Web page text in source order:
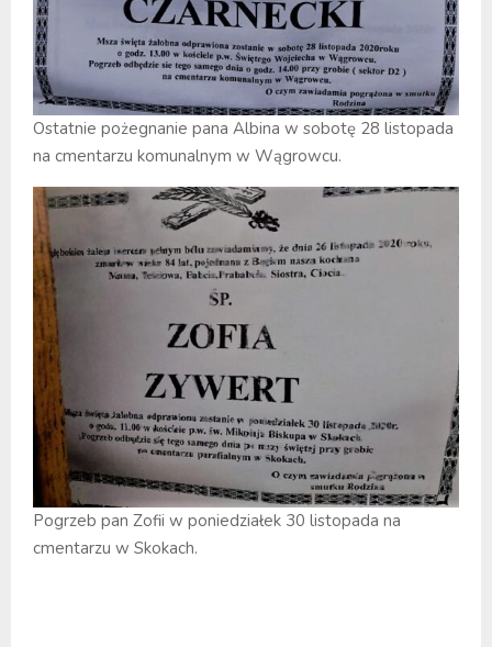
Ostatnie pożegnanie pana Albina w sobotę 28 listopada
na cmentarzu komunalnym w Wągrowcu.
Pogrzeb pan Zofii w poniedziałek 30 listopada na
cmentarzu w Skokach.